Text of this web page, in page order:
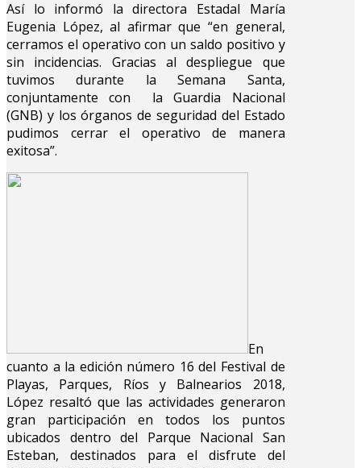
Así lo informó la directora Estadal María
Eugenia López, al afirmar que “en general,
cerramos el operativo con un saldo positivo y
sin incidencias. Gracias al despliegue que
tuvimos durante la Semana Santa,
conjuntamente con la Guardia Nacional
(GNB) y los órganos de seguridad del Estado
pudimos cerrar el operativo de manera
exitosa”.
En
cuanto a la edición número 16 del Festival de
Playas, Parques, Ríos y Balnearios 2018,
López resaltó que las actividades generaron
gran participación en todos los puntos
ubicados dentro del Parque Nacional San
Esteban, destinados para el disfrute del